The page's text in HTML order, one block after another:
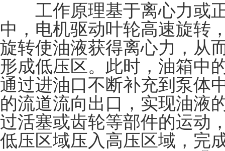
工作原理基于离心力或正
中，电机驱动叶轮高速旋转
旋转使油液获得离心力，从
形成低压区。此时，油箱中
通过进油口不断补充到泵体
的流道流向出口，实现油液
过活塞或齿轮等部件的运动
低压区域压入高压区域，完